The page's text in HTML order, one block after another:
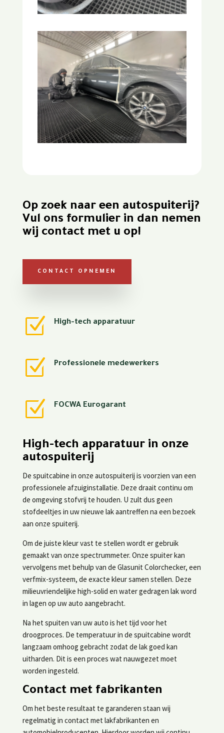
Op zoek naar een autospuiterij?
Vul ons formulier in dan nemen
wij contact met u op!
CONTACT OPNEMEN
Z High-tech apparatuur
Z Professionele medewerkers
Z FOCWA Eurogarant
High-tech apparatuur in onze
autospuiterij
De spuitcabine in onze autospuiterij is voorzien van een
professionele afzuiginstallatie. Deze draait continu om
de omgeving stofvrij te houden. U zult dus geen
stofdeeltjes in uw nieuwe lak aantreffen na een bezoek
aan onze spuiterij.
Om de juiste kleur vast te stellen wordt er gebruik
gemaakt van onze spectrummeter. Onze spuiter kan
vervolgens met behulp van de Glasunit Colorchecker, een
verfmix-systeem, de exacte kleur samen stellen. Deze
milieuvriendelijke high-solid en water gedragen lak word
in lagen op uw auto aangebracht.
Na het spuiten van uw auto is het tijd voor het
droogproces. De temperatuur in de spuitcabine wordt
langzaam omhoog gebracht zodat de lak goed kan
uitharden. Dit is een proces wat nauwgezet moet
worden ingesteld.
Contact met fabrikanten
Om het beste resultaat te garanderen staan wij
regelmatig in contact met lakfabrikanten en